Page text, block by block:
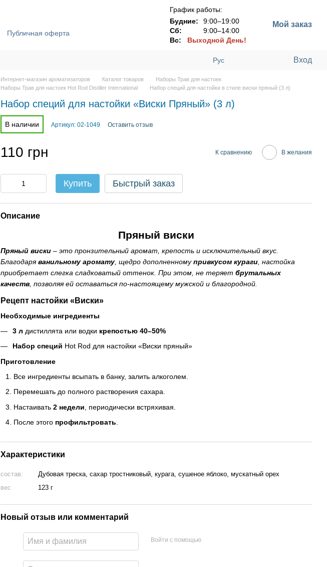
Публичная оферта
График работы:
Будние:
9:00–19:00
Сб:
9:00–14:00
Вс: Выходной День!
Мой заказ
Рус Вход
Интернет-магазин ароматизаторов Каталог товаров
Наборы Трав для настоек
Наборы Трав для настоек Hot Rod Distiller International
Набор специй для настойки в стиле виски пряный (3 л)
Набор специй для настойки «Виски Пряный» (3 л)
В наличии Артикул: 02-1049 Оставить отзыв
110 грн К сравнению В желания
Купить Быстрый заказ
Описание
Пряный виски
Пряный виски – это пронзительный аромат, крепость и исключительный вкус.
Благодаряванильному аромату, щедро дополненномупривкусом кураги , настойка
приобретает слегка сладковатый оттенок. При этом, не теряет брутальных
качеств , позволяя ей оставаться по-настоящему мужской и благородной.
Рецепт настойки «Виски»
Необходимые ингредиенты
3 л дистиллята или водки крепостью 40–50%
Набор специй Hot Rod для настойки «Виски пряный»
Приготовление
Все ингредиенты всыпать в банку, залить алкоголем.
Перемешать до полного растворения сахара.
Настаивать 2 недели , периодически встряхивая.
После этого профильтровать
Характеристики
состав:
Дубовая треска, сахар тростниковый, курага, сушеное яблоко, мускатный орех
вес
123 г
Новый отзыв или комментарий
Войти с помощью